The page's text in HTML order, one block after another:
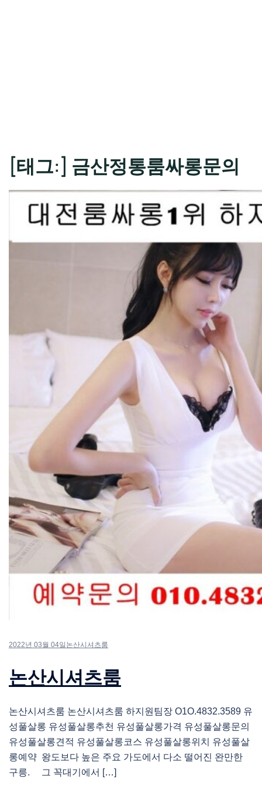
[태그:] 금산정통룸싸롱문의
2022년 03월 04일 논산시셔츠룸
논산시셔츠룸
논산시셔츠룸 논산시셔츠룸 하지원팀장 O1O.4832.3589 유
성풀살롱 유성풀살롱추천 유성풀살롱가격 유성풀살롱문의
유성풀살롱견적 유성풀살롱코스 유성풀살롱위치 유성풀살
롱예약 왕도보다 높은 주요 가도에서 다소 떨어진 완만한
구릉. 그 꼭대기에서 […]